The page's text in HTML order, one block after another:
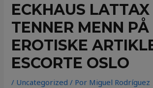
ECKHAUS
TENNER MENN PÅ
EROTISKE
ESCORTE OSLO
/ Uncategorized / Por Miguel Rodríguez